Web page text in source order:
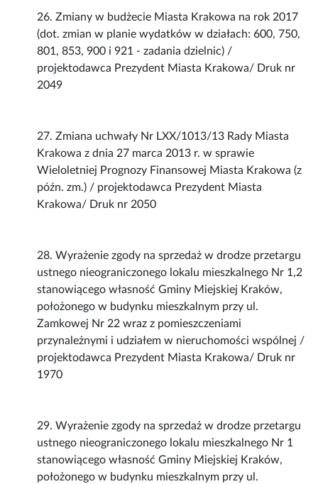
26. Zmiany w budżecie Miasta Krakowa na rok 2017
(dot. zmian w planie wydatków w działach: 600, 750,
801, 853, 900 i 921 - zadania dzielnic) /
projektodawca Prezydent Miasta Krakowa/ Druk nr
2049
27. Zmiana uchwały Nr LXX/1013/13 Rady Miasta
Krakowa z dnia 27 marca 2013 r. w sprawie
Wieloletniej Prognozy Finansowej Miasta Krakowa (z
późn. zm.) / projektodawca Prezydent Miasta
Krakowa/ Druk nr 2050
28. Wyrażenie zgody na sprzedaż w drodze przetargu
ustnego nieograniczonego lokalu mieszkalnego Nr 1,2
stanowiącego własność Gminy Miejskiej Kraków,
położonego w budynku mieszkalnym przy ul.
Zamkowej Nr 22 wraz z pomieszczeniami
przynależnymi i udziałem w nieruchomości wspólnej /
projektodawca Prezydent Miasta Krakowa/ Druk nr
1970
29. Wyrażenie zgody na sprzedaż w drodze przetargu
ustnego nieograniczonego lokalu mieszkalnego Nr 1
stanowiącego własność Gminy Miejskiej Kraków,
położonego w budynku mieszkalnym przy ul.